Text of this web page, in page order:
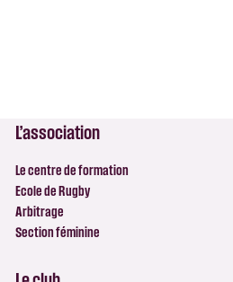
L’association
Le centre de formation
Ecole de Rugby
Arbitrage
Section féminine